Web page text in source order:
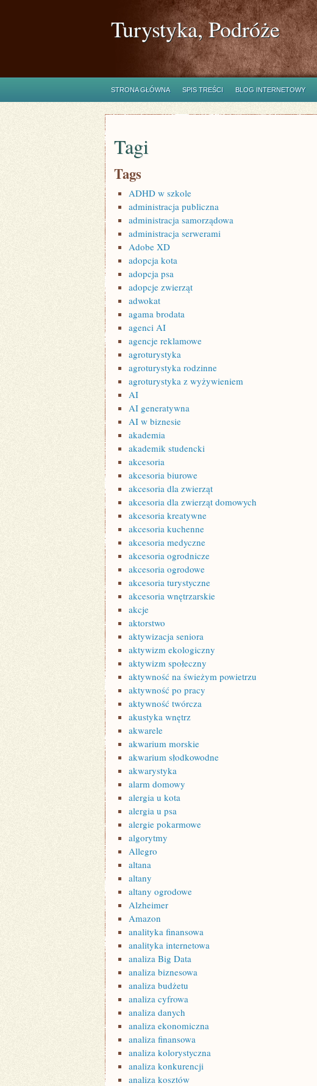
Turystyka, Podróże
STRONA GŁÓWNA SPIS TREŚCI BLOG INTERNETOWY
Tagi
Tags
ADHD w szkole
administracja publiczna
administracja samorządowa
administracja serwerami
Adobe XD
adopcja kota
adopcja psa
adopcje zwierząt
adwokat
agama brodata
agenci AI
agencje reklamowe
agroturystyka
agroturystyka rodzinne
agroturystyka z wyżywieniem
AI
AI generatywna
AI w biznesie
akademia
akademik studencki
akcesoria
akcesoria biurowe
akcesoria dla zwierząt
akcesoria dla zwierząt domowych
akcesoria kreatywne
akcesoria kuchenne
akcesoria medyczne
akcesoria ogrodnicze
akcesoria ogrodowe
akcesoria turystyczne
akcesoria wnętrzarskie
akcje
aktorstwo
aktywizacja seniora
aktywizm ekologiczny
aktywizm społeczny
aktywność na świeżym powietrzu
aktywność po pracy
aktywność twórcza
akustyka wnętrz
akwarele
akwarium morskie
akwarium słodkowodne
akwarystyka
alarm domowy
alergia u kota
alergia u psa
alergie pokarmowe
algorytmy
Allegro
altana
altany
altany ogrodowe
Alzheimer
Amazon
analityka finansowa
analityka internetowa
analiza Big Data
analiza biznesowa
analiza budżetu
analiza cyfrowa
analiza danych
analiza ekonomiczna
analiza finansowa
analiza kolorystyczna
analiza konkurencji
analiza kosztów